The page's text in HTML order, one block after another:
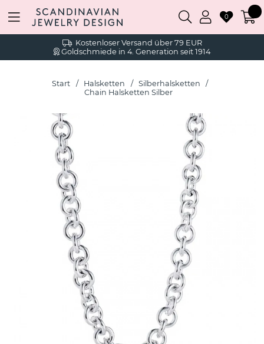
Kostenloser Versand über 79 EUR
Goldschmiede in 4. Generation seit 1914
0
Start Halsketten
Silberhalsketten
Chain Halsketten Silber